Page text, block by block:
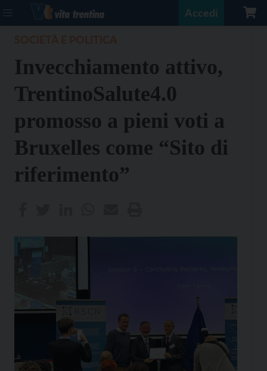
Accedi
Invecchiamento attivo,
TrentinoSalute4.0
promosso a pieni voti a
Bruxelles come “Sito di
riferimento”